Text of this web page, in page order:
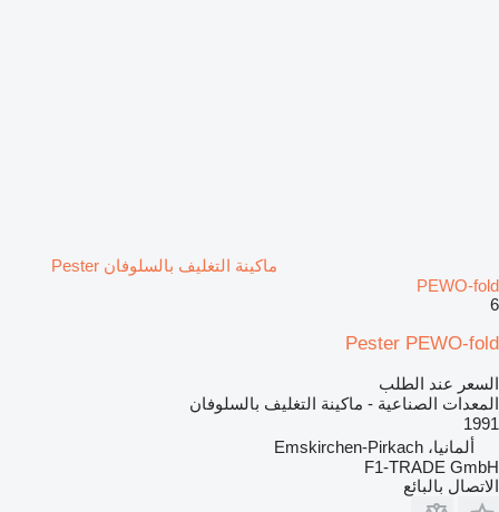
ماكينة التغليف بالسلوفان Pester
PEWO-fold
6
Pester PEWO-fold
السعر عند الطلب
المعدات الصناعية - ماكينة التغليف بالسلوفان
1991
ألمانيا، Emskirchen-Pirkach
F1-TRADE GmbH
الاتصال بالبائع